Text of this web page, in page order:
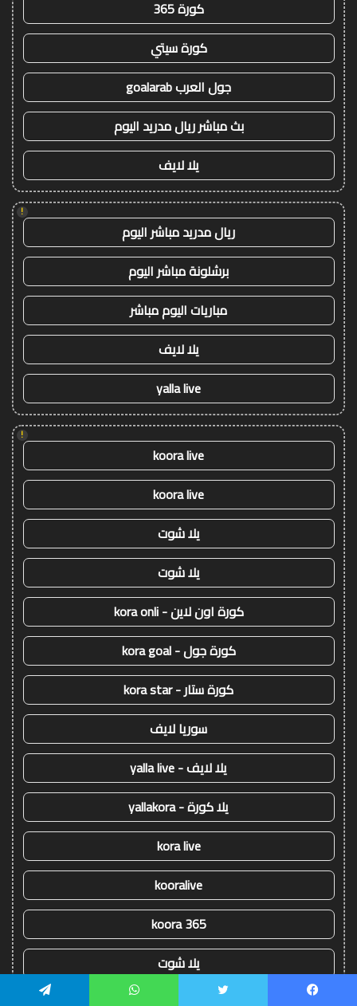
كورة 365
كورة سيتي
جول العرب goalarab
بث مباشر ريال مدريد اليوم
يلا لايف
!
ريال مدريد مباشر اليوم
برشلونة مباشر اليوم
مباريات اليوم مباشر
يلا لايف
yalla live
!
koora live
koora live
يلا شوت
يلا شوت
كورة اون لاين - kora onli
كورة جول - kora goal
كورة ستار - kora star
سوريا لايف
يلا لايف - yalla live
يلا كورة - yallakora
kora live
kooralive
koora 365
يلا شوت